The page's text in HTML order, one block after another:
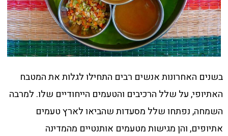
בשנים האחרונות אנשים רבים התחילו לגלות את המטבח
האתיופי, על שלל הרכיבים והטעמים הייחודיים שלו. למרבה
השמחה, נפתחו שלל מסעדות שהביאו לארץ טעמים
אתיופים, והן מגישות מטעמים אותנטיים מהמדינה